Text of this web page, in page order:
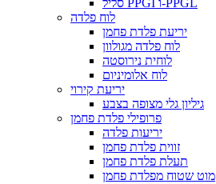
סליל PPGI ו-PPGL
לוח פלדה
יריעת פלדת פחמן
לוח פלדה מגולוון
לוחית נירוסטה
לוח אלומיניום
יריעת קירוי
גיליון גלי מצופה בצבע
פרופילי פלדת פחמן
יריעות פלדה
זווית פלדת פחמן
תעלת פלדת פחמן
מוט שטוח מפלדת פחמן